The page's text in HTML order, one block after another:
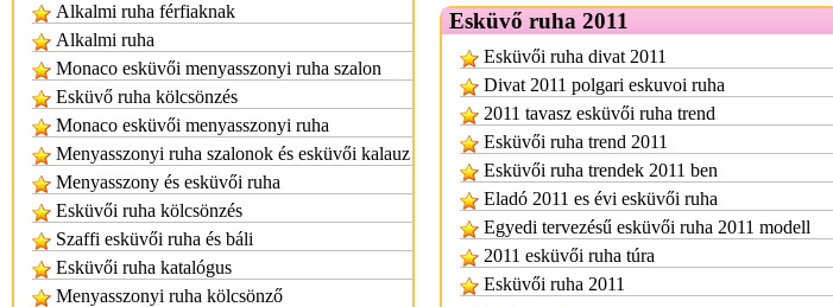
Alkalmi ruha férfiaknak
Alkalmi ruha
Monaco esküvői menyasszonyi ruha szalon
Esküvő ruha kölcsönzés
Monaco esküvői menyasszonyi ruha
Menyasszonyi ruha szalonok és esküvői kalauz
Menyasszony és esküvői ruha
Esküvői ruha kölcsönzés
Szaffi esküvői ruha és báli
Esküvői ruha katalógus
Menyasszonyi ruha kölcsönző
Esküvő ruha 2011
Esküvői ruha divat 2011
Divat 2011 polgari eskuvoi ruha
2011 tavasz esküvői ruha trend
Esküvői ruha trend 2011
Esküvői ruha trendek 2011 ben
Eladó 2011 es évi esküvői ruha
Egyedi tervezésű esküvői ruha 2011 modell
2011 esküvői ruha túra
Esküvői ruha 2011